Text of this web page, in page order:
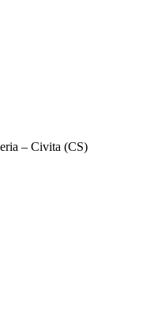
– Civita (CS)